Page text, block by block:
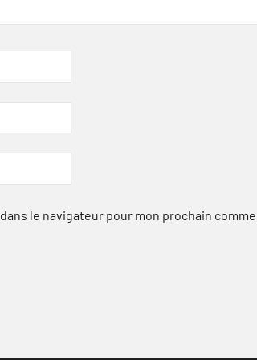
le navigateur pour mon prochain